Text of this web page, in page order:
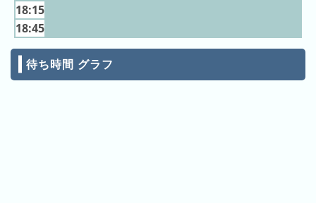
混
雑
ラ
今
日
の
18:15
18:45
待ち時間 グラフ